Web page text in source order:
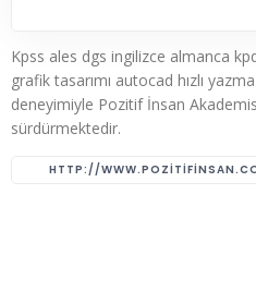
Kpss ales dgs ingilizce almanca
grafik tasarımı autocad hızlı
deneyimiyle Pozitif İnsan
sürdürmektedir.
HTTP://